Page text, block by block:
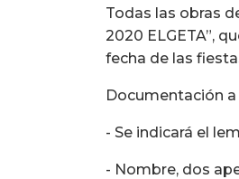
Todas las obras
2020 ELGETA”,
fecha de las
Documentación
- Se indicará el
- Nombre, dos